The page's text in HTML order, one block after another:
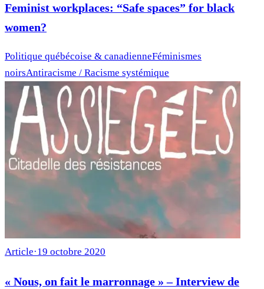
Feminist workplaces: “Safe spaces” for black
women?
Politique québécoise & canadienneFéminismes
noirsAntiracisme / Racisme systémique
Article·19 octobre 2020
« Nous, on fait le marronnage » – Interview de